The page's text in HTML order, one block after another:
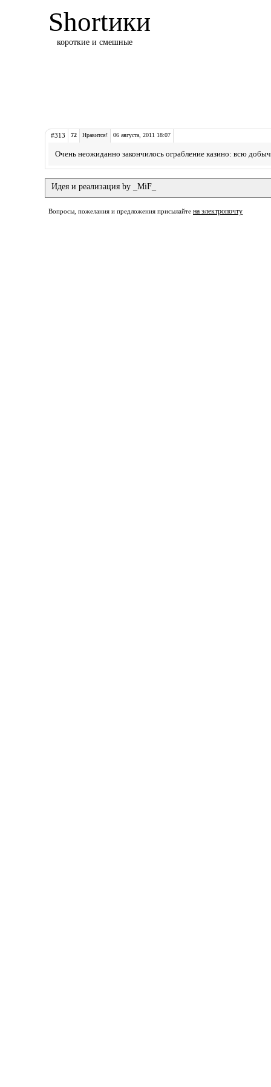
Shortики
короткие и смешные
#313 72 Нравится! 06 августа, 2011 18:07
Очень неожиданно закончилось ограбление казино: всю
Идея и реализация by _MiF_
Вопросы, пожелания и предложения присылайте на электропочту